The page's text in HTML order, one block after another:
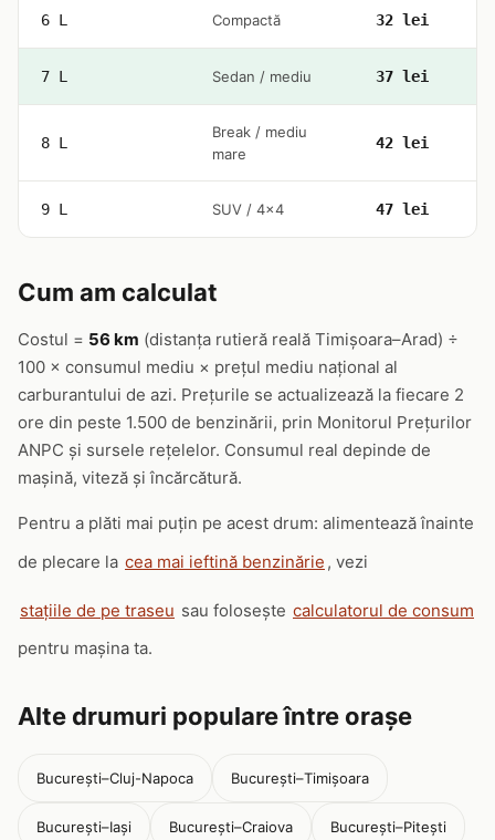
6 L Compactă 32 lei
7 L Sedan / mediu 37 lei
8 L
Break / mediu
mare
42 lei
9 L SUV / 4x4 47 lei
Cum am calculat
Costul = 56 km (distanța rutieră reală Timișoara–Arad) ÷
100 × consumul mediu × prețul mediu național al
carburantului de azi. Prețurile se actualizează la fiecare 2
ore din peste 1.500 de benzinării, prin Monitorul Prețurilor
ANPC și sursele rețelelor. Consumul real depinde de
mașină, viteză și încărcătură.
Pentru a plăti mai puțin pe acest drum: alimentează înainte
de plecare la cea mai ieftină benzinărie , vezi
stațiile de pe traseu sau folosește calculatorul de consum
pentru mașina ta.
Alte drumuri populare între orașe
București–Cluj-Napoca București–Timișoara
București–Iași București–Craiova București–Pitești